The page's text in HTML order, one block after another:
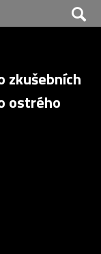
zkušebních
ostrého